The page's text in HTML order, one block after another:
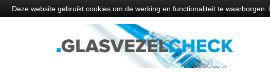
Deze website gebruikt cookies om de werking en functionaliteit te